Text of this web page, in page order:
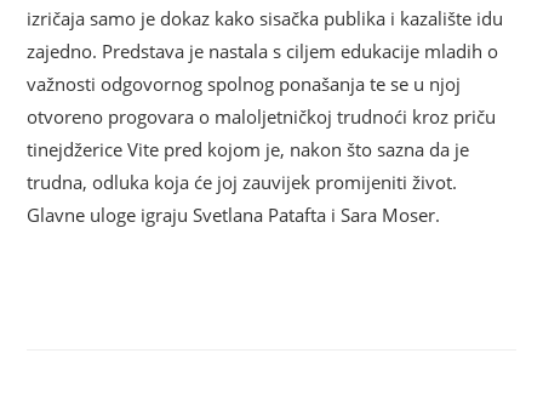
izričaja samo je dokaz kako sisačka publika i kazalište idu
zajedno. Predstava je nastala s ciljem edukacije mladih o
važnosti odgovornog spolnog ponašanja te se u njoj
otvoreno progovara o maloljetničkoj trudnoći kroz priču
tinejdžerice Vite pred kojom je, nakon što sazna da je
trudna, odluka koja će joj zauvijek promijeniti život.
Glavne uloge igraju Svetlana Patafta i Sara Moser.